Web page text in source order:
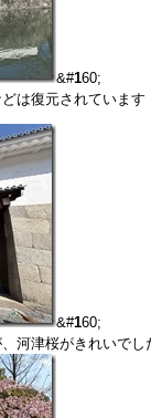
&#160;
は復元されています
&#160;
河津桜がきれいでし